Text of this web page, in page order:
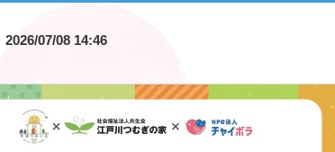
2026/07/08 14:46